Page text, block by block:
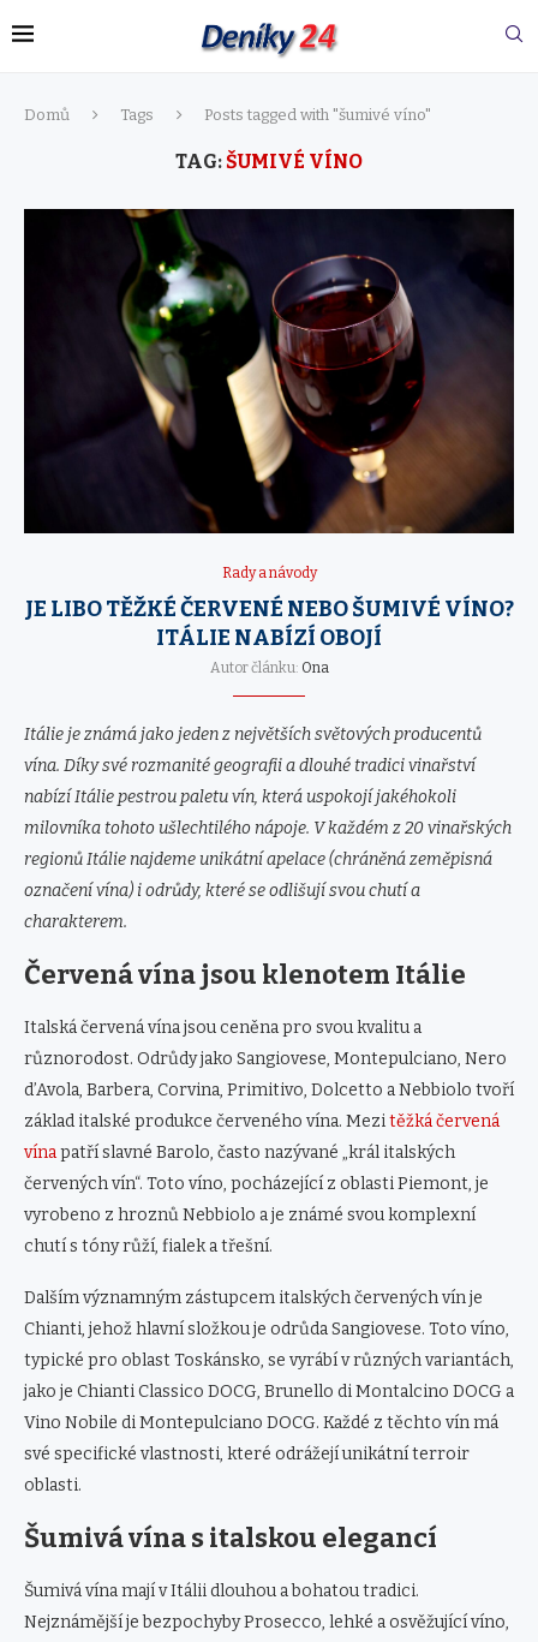
Domů Tags Posts tagged with "šumivé víno"
TAG: ŠUMIVÉ VÍNO
Rady a návody
JE LIBO TĚŽKÉ ČERVENÉ NEBO ŠUMIVÉ VÍNO?
ITÁLIE NABÍZÍ OBOJÍ
Autor článku: Ona
Itálie je známá jako jeden z největších světových producentů
vína. Díky své rozmanité geografii a dlouhé tradici vinařství
nabízí Itálie pestrou paletu vín, která uspokojí jakéhokoli
milovníka tohoto ušlechtilého nápoje. V každém z 20 vinařských
regionů Itálie najdeme unikátní apelace (chráněná zeměpisná
označení vína) i odrůdy, které se odlišují svou chutí a
charakterem.
Červená vína jsou klenotem Itálie
Italská červená vína jsou ceněna pro svou kvalitu a
různorodost. Odrůdy jako Sangiovese, Montepulciano, Nero
d’Avola, Barbera, Corvina, Primitivo, Dolcetto a Nebbiolo tvoří
základ italské produkce červeného vína. Mezitěžká červená
vínapatří slavné Barolo, často nazývané „král italských
červených vín“. Toto víno, pocházející z oblasti Piemont, je
vyrobeno z hroznů Nebbiolo a je známé svou komplexní
chutí s tóny růží, fialek a třešní.
Dalším významným zástupcem italských červených vín je
Chianti, jehož hlavní složkou je odrůda Sangiovese. Toto víno,
typické pro oblast Toskánsko, se vyrábí v různých variantách,
jako je Chianti Classico DOCG, Brunello di Montalcino DOCG a
Vino Nobile di Montepulciano DOCG. Každé z těchto vín má
své specifické vlastnosti, které odrážejí unikátní terroir
oblasti.
Šumivá vína s italskou elegancí
Šumivá vína mají v Itálii dlouhou a bohatou tradici.
Nejznámější je bezpochyby Prosecco, lehké a osvěžující víno,